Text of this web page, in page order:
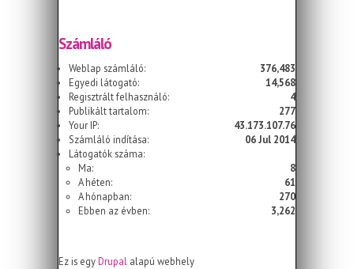
Számláló
Weblap számláló:
376,483
Egyedi látogató:
14,568
Regisztrált felhasználó:
4
Publikált tartalom:
277
Your IP:
43.173.107.76
Számláló indítása:
06 Jul 2014
Látogatók száma:
Ma:
8
A héten:
61
A hónapban:
270
Ebben az évben:
3,262
Ez is egyDrupal alapú webhely